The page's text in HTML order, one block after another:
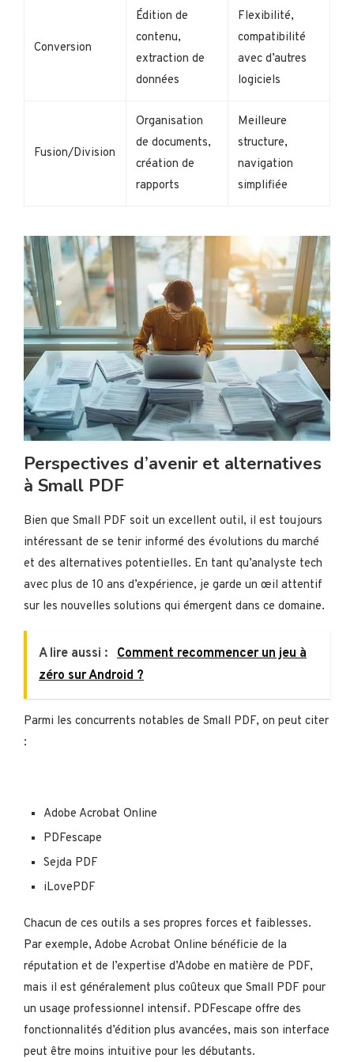
Conversion
Édition de
contenu,
extraction de
données
Flexibilité,
compatibilité
avec d’autres
logiciels
Fusion/Division
Organisation
de documents,
création de
rapports
Meilleure
structure,
navigation
simplifiée
Perspectives d’avenir et alternatives
à Small PDF
Bien que Small PDF soit un excellent outil, il est toujours
intéressant de se tenir informé des évolutions du marché
et des alternatives potentielles. En tant qu’analyste tech
avec plus de 10 ans d’expérience, je garde un œil attentif
sur les nouvelles solutions qui émergent dans ce domaine.
A lire aussi :
Comment recommencer un jeu à
zéro sur Android ?
Parmi les concurrents notables de Small PDF, on peut citer
:
Adobe Acrobat Online
PDFescape
Sejda PDF
iLovePDF
Chacun de ces outils a ses propres forces et faiblesses.
Par exemple, Adobe Acrobat Online bénéficie de la
réputation et de l’expertise d’Adobe en matière de PDF,
mais il est généralement plus coûteux que Small PDF pour
un usage professionnel intensif. PDFescape offre des
fonctionnalités d’édition plus avancées, mais son interface
peut être moins intuitive pour les débutants.